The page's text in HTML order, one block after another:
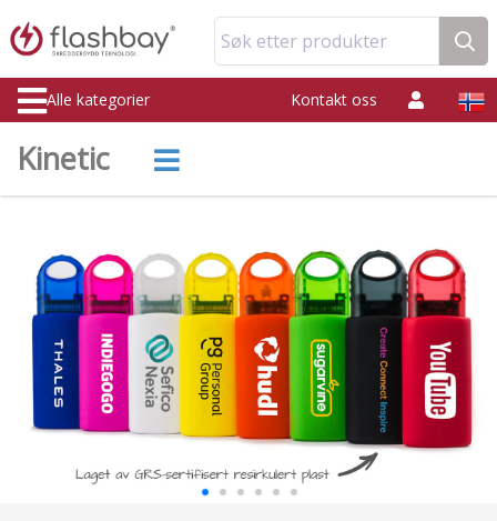
Søk etter produkter
Alle kategorier Kontakt oss
Kinetic